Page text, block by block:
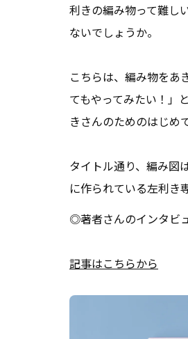
利きの編み物って難し
ないでしょうか。
こちらは、編み物をあ
てもやってみたい！」
きさんのためのはじめ
タイトル通り、編み図
に作られている左利き
◎著者さんのインタビ
記事はこちらから